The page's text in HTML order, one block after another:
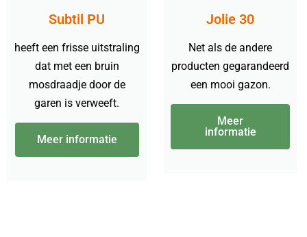
Subtil PU
heeft een frisse uitstraling
dat met een bruin
mosdraadje door de
garen is verweeft.
Meer informatie
Jolie 30
Net als de andere
producten gegarandeerd
een mooi gazon.
Meer
informatie